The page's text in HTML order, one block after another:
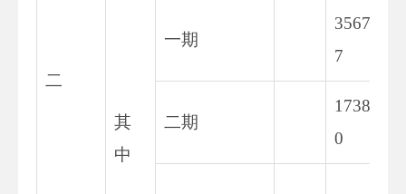
二
其
中
一期
3567.0
7
二期
1738.9
0